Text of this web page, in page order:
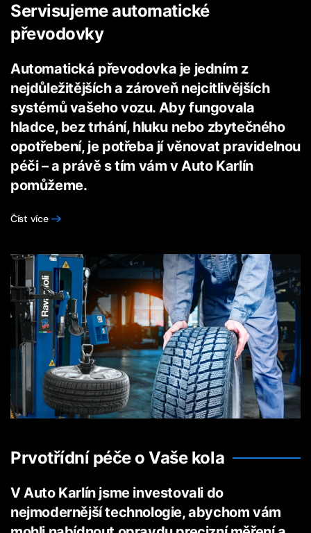
Servisujeme automatické
převodovky
Automatická převodovka je jedním z
nejdůležitějších a zároveň nejcitlivějších
systémů vašeho vozu. Aby fungovala
hladce, bez trhání, hluku nebo zbytečného
opotřebení, je potřeba jí věnovat pravidelnou
péči – a právě s tím vám v Auto Karlín
pomůžeme.
Číst více
Prvotřídní péče o Vaše kola
V Auto Karlín jsme investovali do
nejmodernější technologie, abychom vám